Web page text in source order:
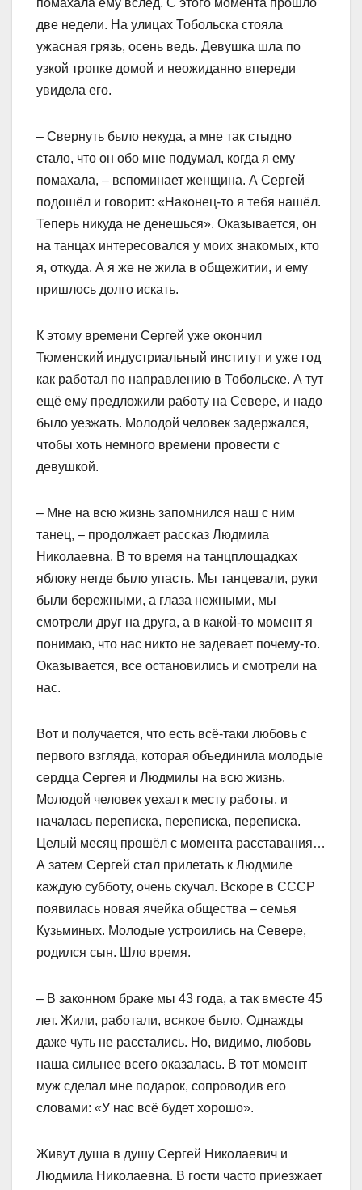
помахала ему вслед. С этого момента прошло
две недели. На улицах Тобольска стояла
ужасная грязь, осень ведь. Девушка шла по
узкой тропке домой и неожиданно впереди
увидела его.
– Свернуть было некуда, а мне так стыдно
стало, что он обо мне подумал, когда я ему
помахала, – вспоминает женщина. А Сергей
подошёл и говорит: «Наконец-то я тебя нашёл.
Теперь никуда не денешься». Оказывается, он
на танцах интересовался у моих знакомых, кто
я, откуда. А я же не жила в общежитии, и ему
пришлось долго искать.
К этому времени Сергей уже окончил
Тюменский индустриальный институт и уже год
как работал по направлению в Тобольске. А тут
ещё ему предложили работу на Севере, и надо
было уезжать. Молодой человек задержался,
чтобы хоть немного времени провести с
девушкой.
– Мне на всю жизнь запомнился наш с ним
танец, – продолжает рассказ Людмила
Николаевна. В то время на танцплощадках
яблоку негде было упасть. Мы танцевали, руки
были бережными, а глаза нежными, мы
смотрели друг на друга, а в какой-то момент я
понимаю, что нас никто не задевает почему-то.
Оказывается, все остановились и смотрели на
нас.
Вот и получается, что есть всё-таки любовь с
первого взгляда, которая объединила молодые
сердца Сергея и Людмилы на всю жизнь.
Молодой человек уехал к месту работы, и
началась переписка, переписка, переписка.
Целый месяц прошёл с момента расставания…
А затем Сергей стал прилетать к Людмиле
каждую субботу, очень скучал. Вскоре в СССР
появилась новая ячейка общества – семья
Кузьминых. Молодые устроились на Севере,
родился сын. Шло время.
– В законном браке мы 43 года, а так вместе 45
лет. Жили, работали, всякое было. Однажды
даже чуть не расстались. Но, видимо, любовь
наша сильнее всего оказалась. В тот момент
муж сделал мне подарок, сопроводив его
словами: «У нас всё будет хорошо».
Живут душа в душу Сергей Николаевич и
Людмила Николаевна. В гости часто приезжает